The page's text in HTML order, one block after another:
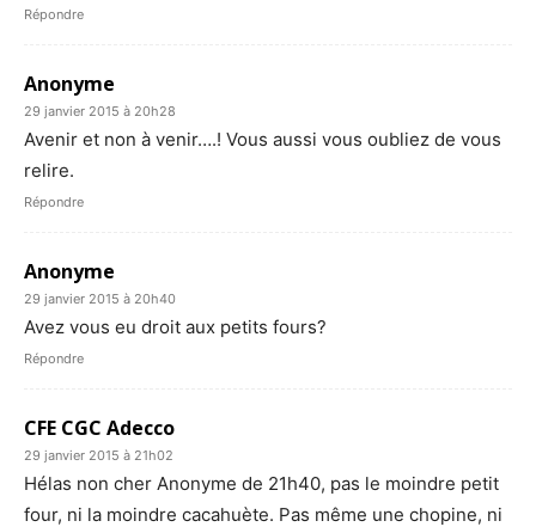
Répondre
Anonyme
29 janvier 2015 à 20h28
Avenir et non à venir….! Vous aussi vous oubliez de vous
relire.
Répondre
Anonyme
29 janvier 2015 à 20h40
Avez vous eu droit aux petits fours?
Répondre
CFE CGC Adecco
29 janvier 2015 à 21h02
Hélas non cher Anonyme de 21h40, pas le moindre petit
four, ni la moindre cacahuète. Pas même une chopine, ni